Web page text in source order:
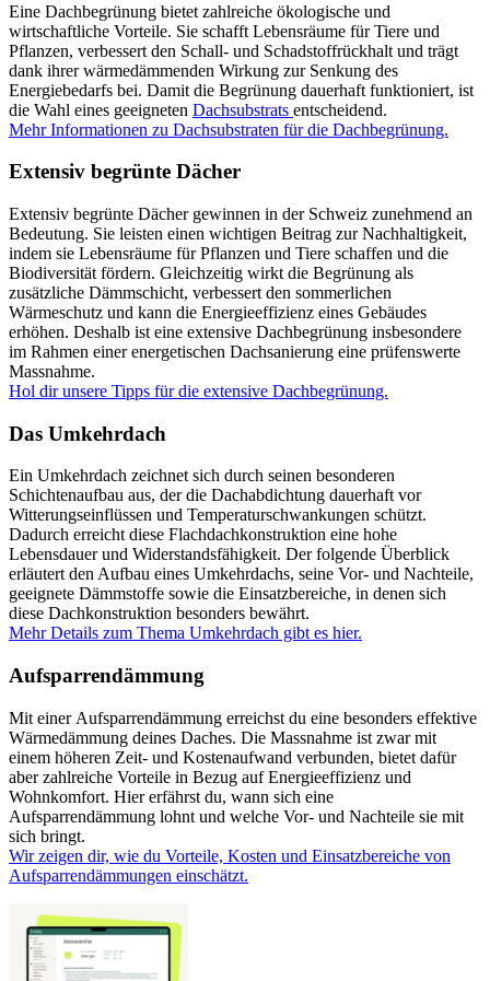
Eine Dachbegrünung bietet zahlreiche ökologische und
wirtschaftliche Vorteile. Sie schafft Lebensräume für Tiere und
Pflanzen, verbessert den Schall- und Schadstoffrückhalt und trägt
dank ihrer wärmedämmenden Wirkung zur Senkung des
Energiebedarfs bei. Damit die Begrünung dauerhaft funktioniert, ist
die Wahl eines geeigneten Dachsubstrats entscheidend.
Mehr Informationen zu Dachsubstraten für die Dachbegrünung.
Extensiv begrünte Dächer
Extensiv begrünte Dächer gewinnen in der Schweiz zunehmend an
Bedeutung. Sie leisten einen wichtigen Beitrag zur Nachhaltigkeit,
indem sie Lebensräume für Pflanzen und Tiere schaffen und die
Biodiversität fördern. Gleichzeitig wirkt die Begrünung als
zusätzliche Dämmschicht, verbessert den sommerlichen
Wärmeschutz und kann die Energieeffizienz eines Gebäudes
erhöhen. Deshalb ist eine extensive Dachbegrünung insbesondere
im Rahmen einer energetischen Dachsanierung eine prüfenswerte
Massnahme.
Hol dir unsere Tipps für die extensive Dachbegrünung.
Das Umkehrdach
Ein Umkehrdach zeichnet sich durch seinen besonderen
Schichtenaufbau aus, der die Dachabdichtung dauerhaft vor
Witterungseinflüssen und Temperaturschwankungen schützt.
Dadurch erreicht diese Flachdachkonstruktion eine hohe
Lebensdauer und Widerstandsfähigkeit. Der folgende Überblick
erläutert den Aufbau eines Umkehrdachs, seine Vor- und Nachteile,
geeignete Dämmstoffe sowie die Einsatzbereiche, in denen sich
diese Dachkonstruktion besonders bewährt.
Mehr Details zum Thema Umkehrdach gibt es hier.
Aufsparrendämmung
Mit einer Aufsparrendämmung erreichst du eine besonders effektive
Wärmedämmung deines Daches. Die Massnahme ist zwar mit
einem höheren Zeit- und Kostenaufwand verbunden, bietet dafür
aber zahlreiche Vorteile in Bezug auf Energieeffizienz und
Wohnkomfort. Hier erfährst du, wann sich eine
Aufsparrendämmung lohnt und welche Vor- und Nachteile sie mit
sich bringt.
Wir zeigen dir, wie du Vorteile, Kosten und Einsatzbereiche von
Aufsparrendämmungen einschätzt.